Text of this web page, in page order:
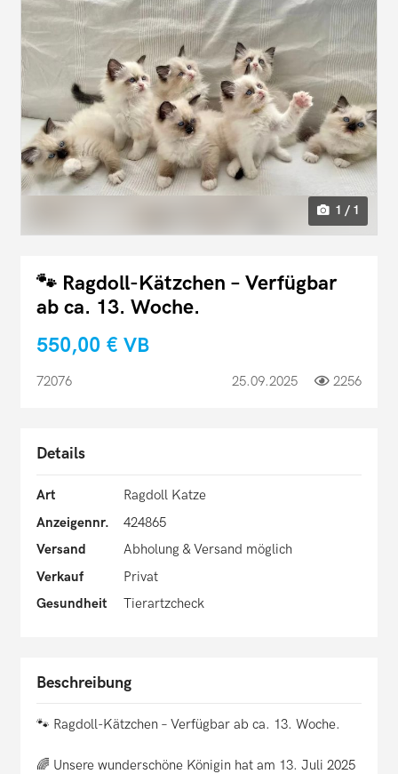
1 / 1
🐾 Ragdoll-Kätzchen – Verfügbar
ab ca. 13. Woche.
550,00 € VB
72076 25.09.2025 2256
Details
Art
Ragdoll Katze
Anzeigennr.
424865
Versand
Abholung & Versand möglich
Verkauf
Privat
Gesundheit
Tierartzcheck
Beschreibung
🐾 Ragdoll-Kätzchen – Verfügbar ab ca. 13. Woche.
🌈 Unsere wunderschöne Königin hat am 13. Juli 2025